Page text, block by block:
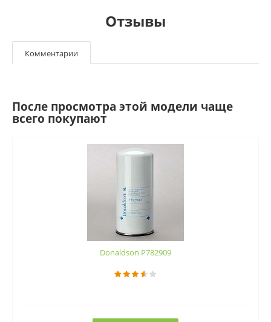
Отзывы
Комментарии
После просмотра этой модели чаще
всего покупают
Donaldson P782909